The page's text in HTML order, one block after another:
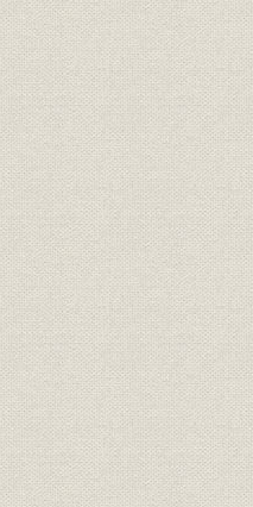
増設
ト販売創始の思い出 原田次郎
の合併
併